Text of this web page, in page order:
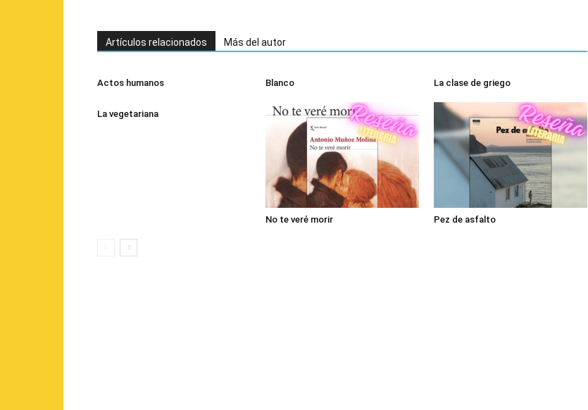
Artículos relacionados Más del autor
Actos humanos Blanco La clase de griego
La vegetariana
No te veré morir Pez de asfalto